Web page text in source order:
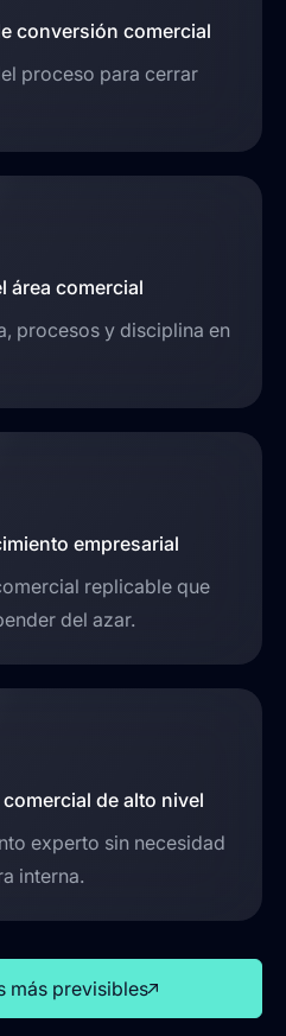
conversión comercial
proceso para cerrar
área comercial
procesos y disciplina en
empresarial
replicable que
del azar.
de alto nivel
experto sin necesidad
interna.
más previsibles